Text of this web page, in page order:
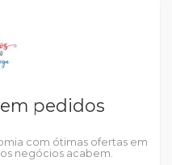
pedidos
com ótimas ofertas em
negócios acabem.